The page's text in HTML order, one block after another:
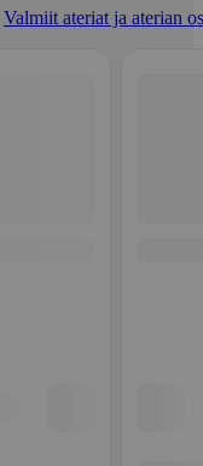
Valmiit ateriat ja aterian